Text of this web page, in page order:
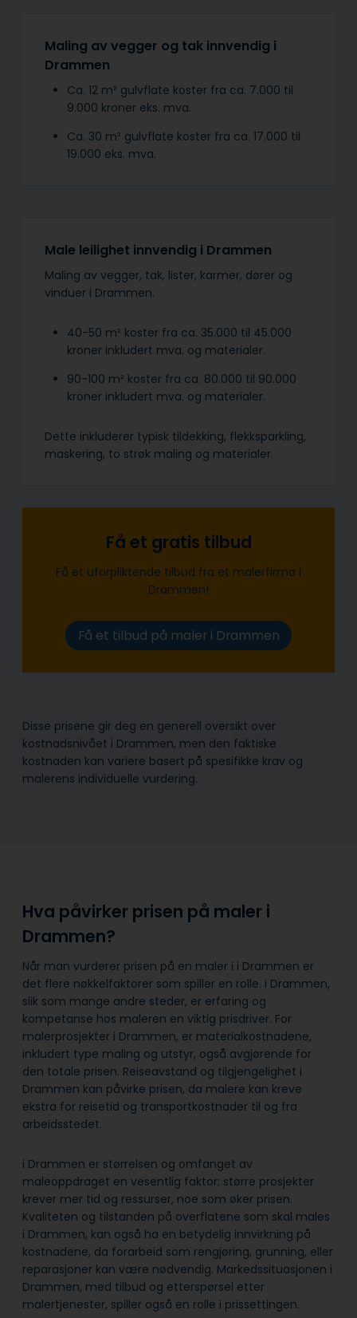
Maling av vegger og tak innvendig i
Drammen
Ca. 12 m² gulvflate koster fra ca. 7.000 til
9.000 kroner eks. mva.
Ca. 30 m² gulvflate koster fra ca. 17.000 til
19.000 eks. mva.
Male leilighet innvendig i Drammen
Maling av vegger, tak, lister, karmer, dører og
vinduer i Drammen.
40-50 m² koster fra ca. 35.000 til 45.000
kroner inkludert mva. og materialer.
90-100 m² koster fra ca. 80.000 til 90.000
kroner inkludert mva. og materialer.
Dette inkluderer typisk tildekking, flekksparkling,
maskering, to strøk maling og materialer.
Få et gratis tilbud
Få et uforpliktende tilbud fra et malerfirma i
Drammen!
Få et tilbud på maler i Drammen
Disse prisene gir deg en generell oversikt over
kostnadsnivået i Drammen, men den faktiske
kostnaden kan variere basert på spesifikke krav og
malerens individuelle vurdering.
Hva påvirker prisen på maler i
Drammen?
Når man vurderer prisen på en maler i i Drammen er
det flere nøkkelfaktorer som spiller en rolle. i Drammen,
slik som mange andre steder, er erfaring og
kompetanse hos maleren en viktig prisdriver. For
malerprosjekter i Drammen, er materialkostnadene,
inkludert type maling og utstyr, også avgjørende for
den totale prisen. Reiseavstand og tilgjengelighet i
Drammen kan påvirke prisen, da malere kan kreve
ekstra for reisetid og transportkostnader til og fra
arbeidsstedet.
i Drammen er størrelsen og omfanget av
maleoppdraget en vesentlig faktor; større prosjekter
krever mer tid og ressurser, noe som øker prisen.
Kvaliteten og tilstanden på overflatene som skal males
i Drammen, kan også ha en betydelig innvirkning på
kostnadene, da forarbeid som rengjøring, grunning, eller
reparasjoner kan være nødvendig. Markedssituasjonen i
Drammen, med tilbud og etterspørsel etter
malertjenester, spiller også en rolle i prissettingen.